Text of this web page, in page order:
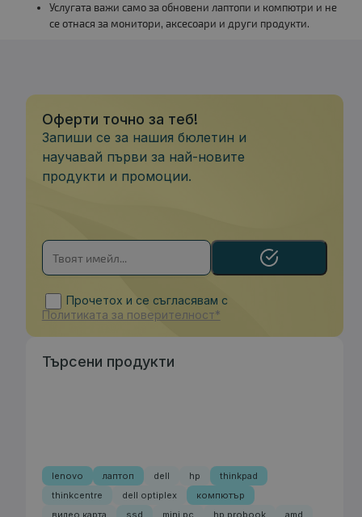
Услугата важи само за обновени лаптопи и компютри и не
се отнася за монитори, аксесоари и други продукти.
Оферти точно за теб!
Запиши се за нашия бюлетин и
научавай първи за най-новите
продукти и промоции.
Прочетох и се съгласявам с
Политиката за поверителност*
Търсени продукти
lenovo лаптоп dell hp
thinkpad
thinkcentre
dell optiplex
компютър
видео карта
ssd mini pc hp probook
amd